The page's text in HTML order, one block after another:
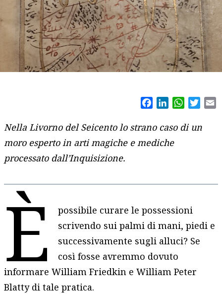
FacebookLinkedIn
Nella Livorno del Seicento lo strano caso di un
moro esperto in arti magiche e mediche
processato dall’Inquisizione.
È
possibile curare le possessioni
scrivendo sui palmi di mani, piedi e
successivamente sugli alluci? Se
così fosse avremmo dovuto
informare William Friedkin e William Peter
Blatty di tale pratica.